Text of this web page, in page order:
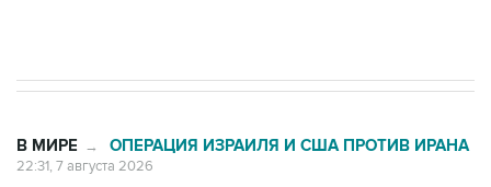
В МИРЕ → ОПЕРАЦИЯ ИЗРАИЛЯ И США ПРОТИВ ИРАНА
22:31, 7 августа 2026